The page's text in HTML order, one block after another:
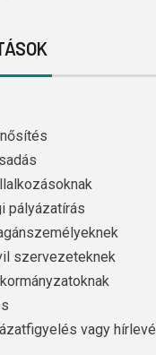
pályázatírás
szervezeteknek
vagy hírlevél